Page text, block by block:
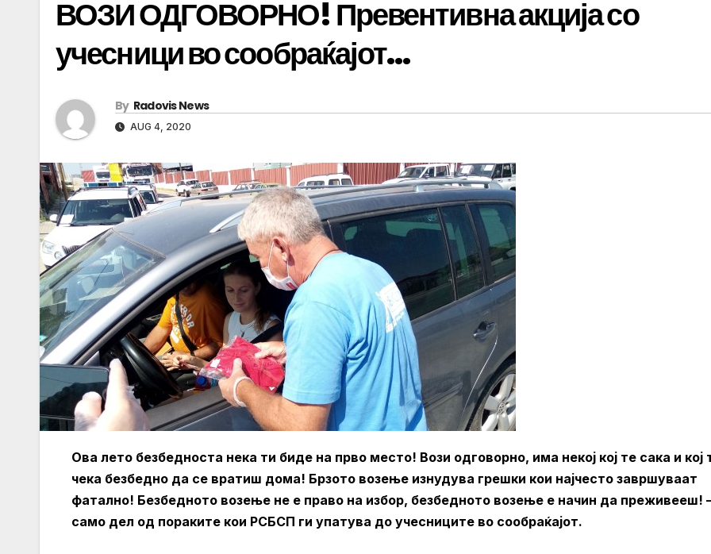
ВОЗИ ОДГОВОРНО! Превентивна акција со
учесници во сообраќајот…
By Radovis News
AUG 4, 2020
Ова лето безбедноста нека ти биде на прво место! Вози одговорно, има некој кој те сака и кој
чека безбедно да се вратиш дома! Брзото возење изнудува грешки кои најчесто завршуваат
фатално! Безбедното возење не е право на избор, безбедното возење е начин да преживееш!
само дел од пораките кои РСБСП ги упатува до учесниците во сообраќајот.